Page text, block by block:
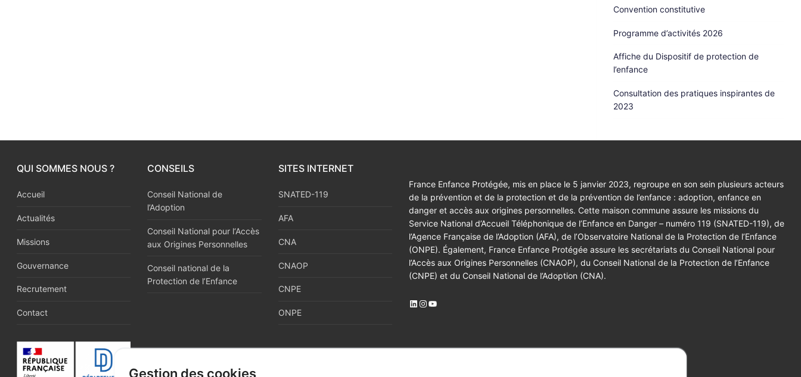
Gestion des cookies
Convention constitutive
Programme d’activités 2026
Affiche du Dispositif de protection de
l’enfance
Consultation des pratiques inspirantes de
2023
QUI SOMMES NOUS ?
Accueil
Actualités
Missions
Gouvernance
Recrutement
Contact
CONSEILS
Conseil National de
l’Adoption
Conseil National pour l‘Accès
aux Origines Personnelles
Conseil national de la
Protection de l’Enfance
SITES INTERNET
SNATED-119
AFA
CNA
CNAOP
CNPE
ONPE
France Enfance Protégée, mis en place le 5 janvier 2023, regroupe en son sein plusieurs acteurs
de la prévention et de la protection et de la prévention de l’enfance : adoption, enfance en
danger et accès aux origines personnelles. Cette maison commune assure les missions du
Service National d’Accueil Téléphonique de l’Enfance en Danger – numéro 119 (SNATED-119), de
l’Agence Française de l’Adoption (AFA), de l’Observatoire National de la Protection de l’Enfance
(ONPE). Également, France Enfance Protégée assure les secrétariats du Conseil National pour
l’Accès aux Origines Personnelles (CNAOP), du Conseil National de la Protection de l’Enfance
(CNPE) et du Conseil National de l’Adoption (CNA).
LinkedIn
Instagram
YouTube